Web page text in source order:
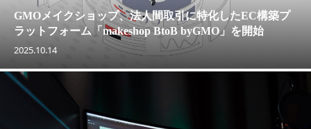
GMOメイクショップ、法人間取引に特化したEC構築プ
ラットフォーム「makeshop BtoB byGMO」を開始
2025.10.14